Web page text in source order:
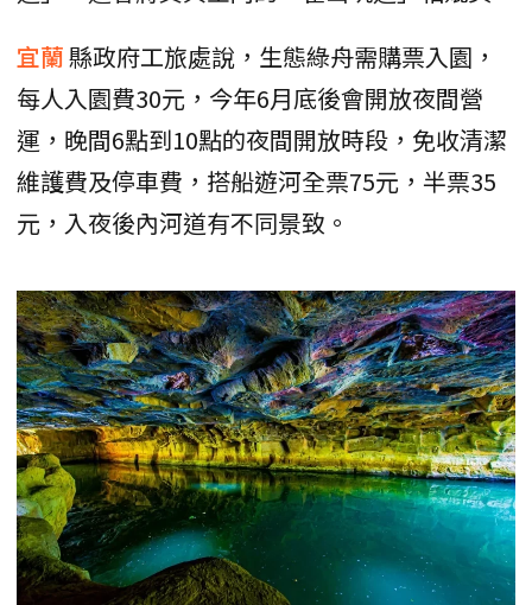
宜蘭縣政府工旅處說，生態綠舟需購票入園，
每人入園費30元，今年6月底後會開放夜間營
運，晚間6點到10點的夜間開放時段，免收清潔
維護費及停車費，搭船遊河全票75元，半票35
元，入夜後內河道有不同景致。